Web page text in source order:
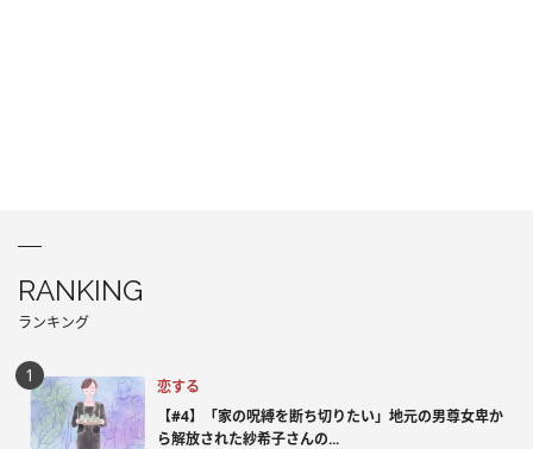
RANKING
ランキング
恋する
【#4】「家の呪縛を断ち切りたい」地元の男尊女卑か
ら解放された紗希子さんの...